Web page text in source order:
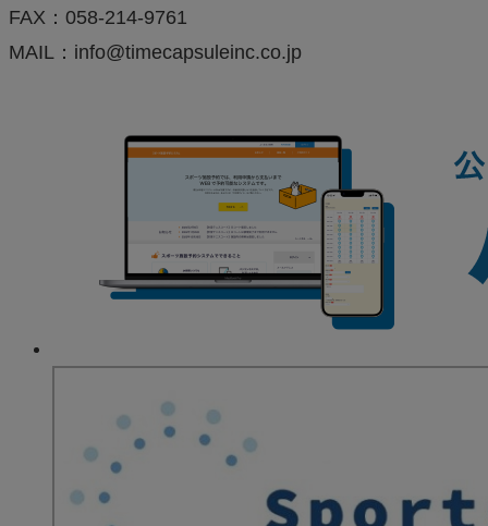
FAX：058-214-9761
MAIL：info@timecapsuleinc.co.jp